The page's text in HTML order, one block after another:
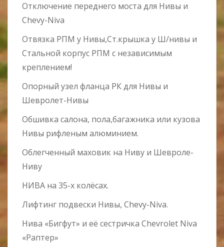
Отключение переднего моста для Нивы и
Chevy-Niva
Отвязка РПМ у Нивы,Ст.крышка у Ш/нивы и
Стальной корпус РПМ с независимым
креплением!
Опорный узел фланца РК для Нивы и
Шевролет-Нивы
Обшивка салона, пола,багажника или кузова
Нивы рифленым алюминием.
Облегченный маховик на Ниву и Шевроле-
Ниву
НИВА на 35-х колёсах.
Лифтинг подвески Нивы, Chevy-Niva.
Нива «Бигфут» и её сестричка Chevrolet Niva
«Раптер»